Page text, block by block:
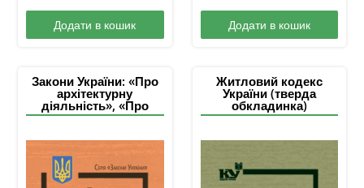
Додати в кошик Додати в кошик
Закони України: «Про
архітектурну
діяльність», «Про
основи
«Про відповідальність
за правопорушення у
сфері містобудівної
діяльності»
Житловий кодекс
України (тверда
обкладинка)